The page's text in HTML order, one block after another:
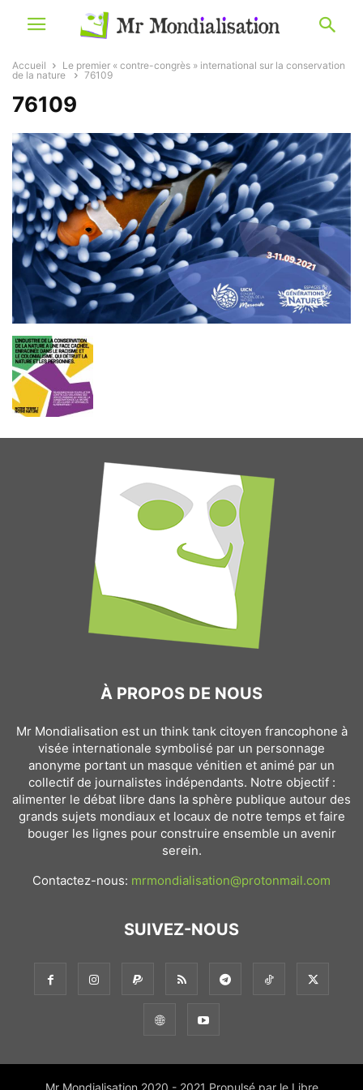
Accueil
Le premier « contre-congrès » international sur la conservation
de la nature
76109
76109
À PROPOS DE NOUS
Mr Mondialisation est un think tank citoyen francophone à
visée internationale symbolisé par un personnage
anonyme portant un masque vénitien et animé par un
collectif de journalistes indépendants. Notre objectif :
alimenter le débat libre dans la sphère publique autour des
grands sujets mondiaux et locaux de notre temps et faire
bouger les lignes pour construire ensemble un avenir
serein.
Contactez-nous: mrmondialisation@protonmail.com
SUIVEZ-NOUS